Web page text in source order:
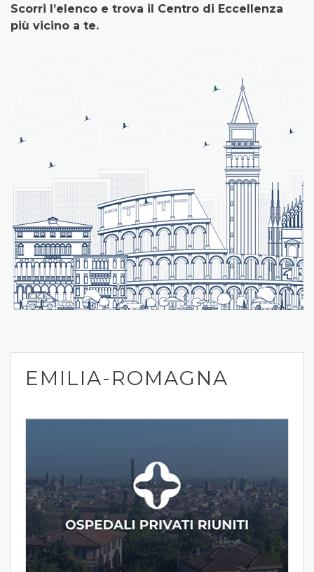
Scorri l’elenco e trova il Centro di Eccellenza
più vicino a te.
EMILIA-ROMAGNA